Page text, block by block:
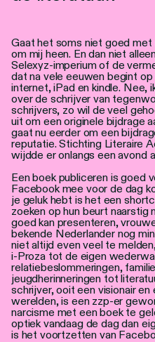
Gaat het soms niet goed
om mij heen. En dan niet
Selexyz-imperium of de
dat na vele eeuwen begint
internet, iPad en kindle. Nee,
over de schrijver van
schrijvers, zo wil de veel
uit om een originele bijdrage
gaat nu eerder om een
reputatie. Stichting Literaire
wijdde er onlangs een avond
Een boek publiceren is goed
Facebook mee voor de dag
je geluk hebt is het een
zoeken op hun beurt naarstig
goed kan presenteren,
bekende Nederlander nog
niet altijd even veel te
i-Proza tot de eigen
relatiebeslommeringen,
jeugdherinneringen tot
schrijver, ooit een visionair en
werelden, is een zzp-er
narcisme met een boek te
optiek vandaag de dag dan
is het voortzetten van